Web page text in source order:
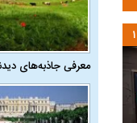
معرفی جاذبه‌های
۱